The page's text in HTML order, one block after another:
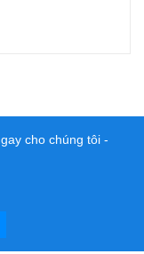
cho chúng tôi -